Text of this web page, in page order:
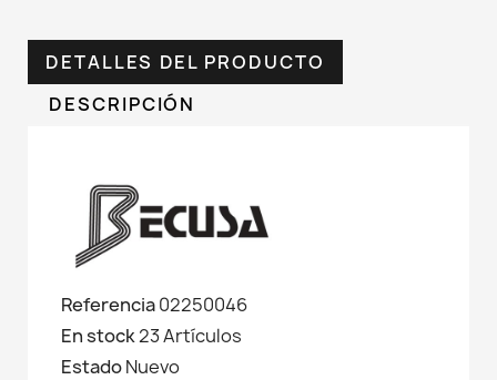
DETALLES DEL PRODUCTO
DESCRIPCIÓN
Referencia02250046
En stock23 Artículos
EstadoNuevo